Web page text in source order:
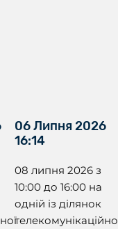
06 Липня 2026
16:14
08 липня 2026 з
10:00 до 16:00 на
одній із ділянок